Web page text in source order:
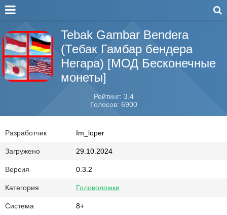
Tebak Gambar Bendera
(Тебак Гамбар бендера
Негара) [МОД Бесконечные
монеты]
Рейтинг: 3.4
Голосов: 6900
Разработчик Im_loper
Загружено 29.10.2024
Версия 0.3.2
Категория Головоломки
Система 8+